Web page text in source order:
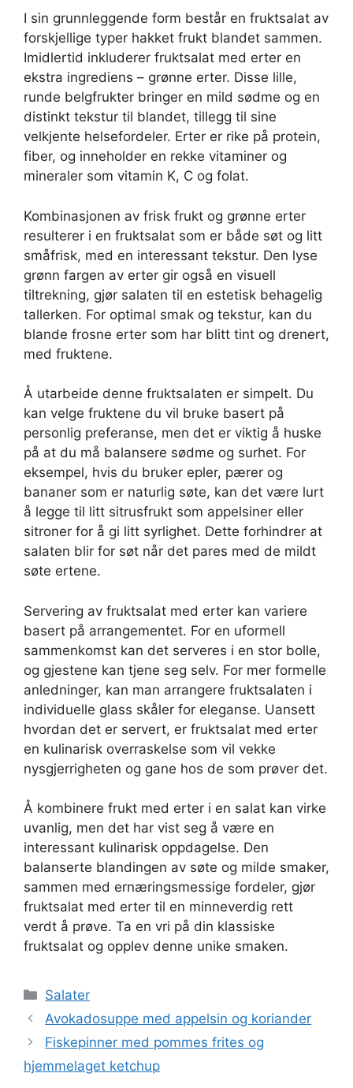
I sin grunnleggende form består en fruktsalat av
forskjellige typer hakket frukt blandet sammen.
Imidlertid inkluderer fruktsalat med erter en
ekstra ingrediens – grønne erter. Disse lille,
runde belgfrukter bringer en mild sødme og en
distinkt tekstur til blandet, tillegg til sine
velkjente helsefordeler. Erter er rike på protein,
fiber, og inneholder en rekke vitaminer og
mineraler som vitamin K, C og folat.
Kombinasjonen av frisk frukt og grønne erter
resulterer i en fruktsalat som er både søt og litt
småfrisk, med en interessant tekstur. Den lyse
grønn fargen av erter gir også en visuell
tiltrekning, gjør salaten til en estetisk behagelig
tallerken. For optimal smak og tekstur, kan du
blande frosne erter som har blitt tint og drenert,
med fruktene.
Å utarbeide denne fruktsalaten er simpelt. Du
kan velge fruktene du vil bruke basert på
personlig preferanse, men det er viktig å huske
på at du må balansere sødme og surhet. For
eksempel, hvis du bruker epler, pærer og
bananer som er naturlig søte, kan det være lurt
å legge til litt sitrusfrukt som appelsiner eller
sitroner for å gi litt syrlighet. Dette forhindrer at
salaten blir for søt når det pares med de mildt
søte ertene.
Servering av fruktsalat med erter kan variere
basert på arrangementet. For en uformell
sammenkomst kan det serveres i en stor bolle,
og gjestene kan tjene seg selv. For mer formelle
anledninger, kan man arrangere fruktsalaten i
individuelle glass skåler for eleganse. Uansett
hvordan det er servert, er fruktsalat med erter
en kulinarisk overraskelse som vil vekke
nysgjerrigheten og gane hos de som prøver det.
Å kombinere frukt med erter i en salat kan virke
uvanlig, men det har vist seg å være en
interessant kulinarisk oppdagelse. Den
balanserte blandingen av søte og milde smaker,
sammen med ernæringsmessige fordeler, gjør
fruktsalat med erter til en minneverdig rett
verdt å prøve. Ta en vri på din klassiske
fruktsalat og opplev denne unike smaken.
Kategorier
Salater
Avokadosuppe med appelsin og koriander
Fiskepinner med pommes frites og
hjemmelaget ketchup